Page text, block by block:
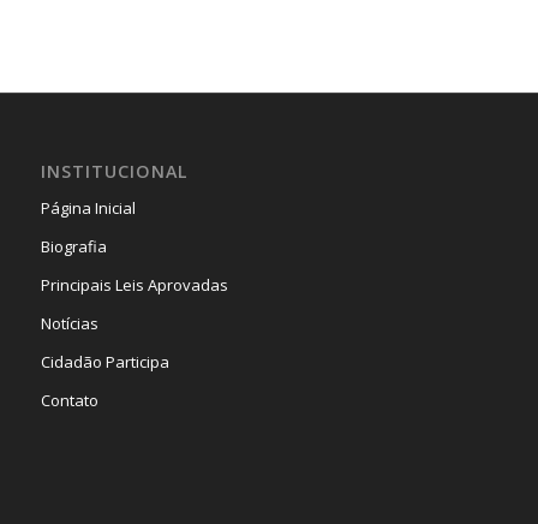
INSTITUCIONAL
Página Inicial
Biografia
Principais Leis Aprovadas
Notícias
Cidadão Participa
Contato